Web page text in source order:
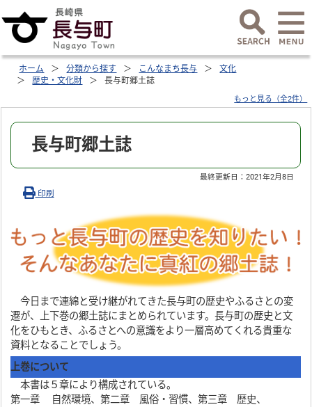
ホーム 分類から探す こんなまち長与
文化
歴史・文化財
長与町郷土誌
もっと見る（全2件）
長与町郷土誌
最終更新日：2021年2月8日
印刷
今日まで連綿と受け継がれてきた長与町の歴史やふるさとの変
遷が、上下巻の郷土誌にまとめられています。長与町の歴史と文
化をひもとき、ふるさとへの意識をより一層高めてくれる貴重な
資料となることでしょう。
上巻について
本書は５章により構成されている。
第一章 自然環境、第二章 風俗・習慣、第三章 歴史、